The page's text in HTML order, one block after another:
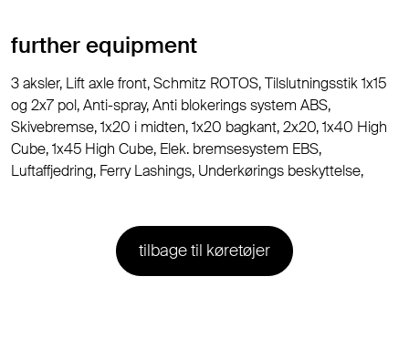
further equipment
3 aksler, Lift axle front, Schmitz ROTOS, Tilslutningsstik 1x15
og 2x7 pol, Anti-spray, Anti blokerings system ABS,
Skivebremse, 1x20 i midten, 1x20 bagkant, 2x20, 1x40 High
Cube, 1x45 High Cube, Elek. bremsesystem EBS,
Luftaffjedring, Ferry Lashings, Underkørings beskyttelse,
tilbage til køretøjer